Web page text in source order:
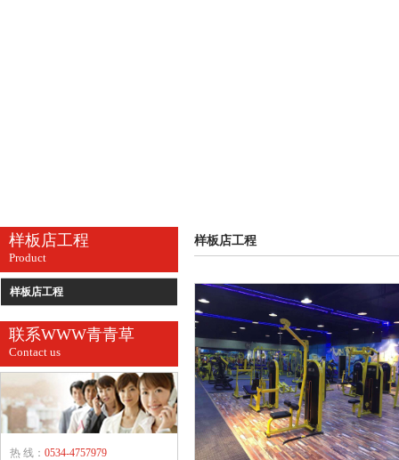
样板店工程
Product
样板店工程
联系WWW青青草
Contact us
热 线： 0534-4757979
样板店工程